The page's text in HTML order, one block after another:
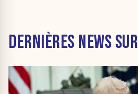
DERNIÈRES NEWS SUR